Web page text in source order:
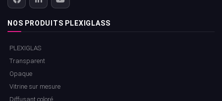
NOS PRODUITS PLEXIGLASS
PLEXIGLAS
Transparent
Opaque
Vitrine sur mesure
Diffusant coloré